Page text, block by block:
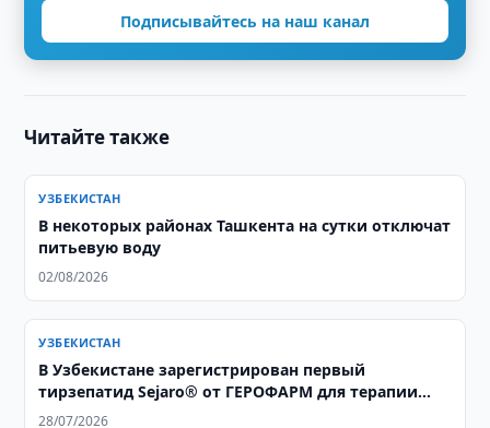
Подписывайтесь на наш канал
Читайте также
УЗБЕКИСТАН
В некоторых районах Ташкента на сутки отключат
питьевую воду
02/08/2026
УЗБЕКИСТАН
В Узбекистане зарегистрирован первый
тирзепатид Sejaro® от ГЕРОФАРМ для терапии
ожирения и сахарного диабета 2 типа
28/07/2026